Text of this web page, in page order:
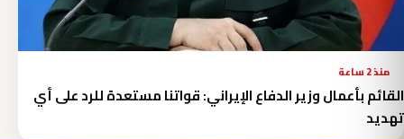
منذ 2 ساعة
القائم بأعمال وزير الدفاع الإيراني: قواتنا مستعدة للرد على أي
تهديد